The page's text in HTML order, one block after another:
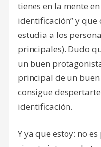
tienes en la mente
identificación” y que
estudia a los
principales). Dudo
un buen
principal de un
consigue
identificación.
Y ya que estoy: no